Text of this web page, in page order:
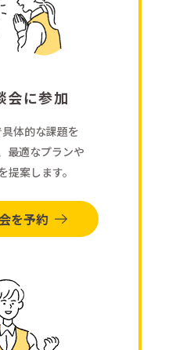
会に参加
体的な課題を
最適なプランや
提案します。
を予約